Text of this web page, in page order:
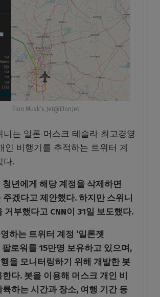
Elon Musk’s Jet@ElonJet
니는 일론 머스크 테슬라 최고경영
인 비행기를 추적하는 트위터 계
다.
청년에게 해당 계정을 삭제하면
겠다고 제안했다. 하지만 스위니
거부했다고 CNN이 31일 보도했다.
하는 트위터 계정 ‘일론젯
팔로워를 15만명 보유하고 있으며,
을 모니터링하기 위해 개발한 봇
다. 봇을 이용해 머스크 개인 비
륙하는 시간과 장소, 여행 기간 등